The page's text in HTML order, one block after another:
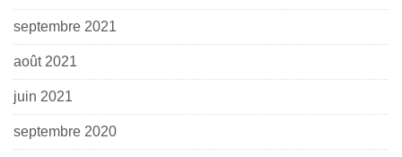
septembre 2021
août 2021
juin 2021
septembre 2020